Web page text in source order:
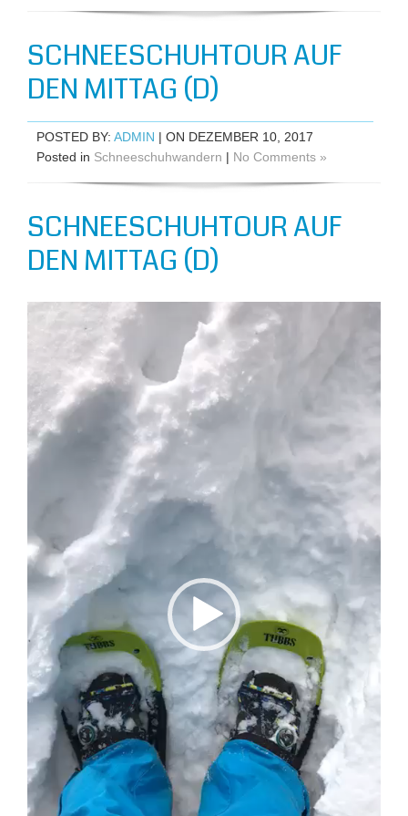
SCHNEESCHUHTOUR AUF
DEN MITTAG (D)
POSTED BY: ADMIN | ON DEZEMBER 10, 2017
Posted in Schneeschuhwandern | No Comments »
SCHNEESCHUHTOUR AUF
DEN MITTAG (D)